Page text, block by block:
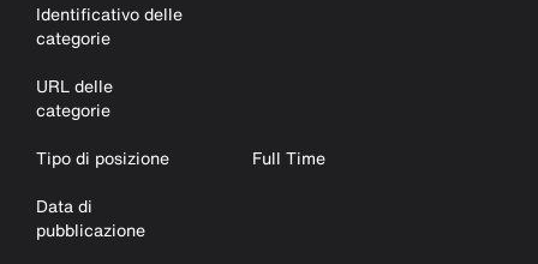
Identificativo delle
categorie
URL delle
categorie
Tipo di posizione
Full Time
Data di
pubblicazione